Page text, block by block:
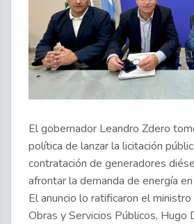
El gobernador Leandro Zdero
política de lanzar la licitación
contratación de generadores
afrontar la demanda de energía
El anuncio lo ratificaron el
Obras y Servicios Públicos, Hugo